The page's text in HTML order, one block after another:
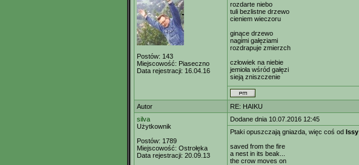
Postów: 143
Miejscowość: Piaseczno
Data rejestracji: 16.04.16
rozdarte niebo
tuli bezlistne drzewo
cieniem wieczoru
ginące drzewo
nagimi gałęziami
rozdrapuje zmierzch
człowiek na niebie
jemioła wśród gałęzi
sieją zniszczenie
Autor
RE: HAIKU
silva
Użytkownik
Postów: 1789
Miejscowość: Ostrołęka
Data rejestracji: 20.09.13
Dodane dnia 10.07.2016 12:45
Ptaki opuszczają gniazda, więc coś od Issy
saved from the fire
a nest in its beak...
the crow moves on